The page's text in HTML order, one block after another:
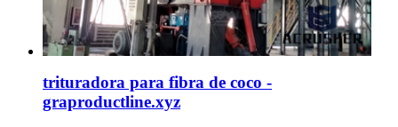
trituradora para fibra de coco -
graproductline.xyz